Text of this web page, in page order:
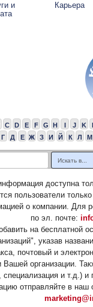
и
Карьера
C D E F G H I J K
Г Д Е Ж З И Й К Л М
доступна
пользователи
о компании. Для
по эл. почте:
на бесплатной
указав
почтовый и
Вашей организации.
специализация и т.д.)
отправляйте в наш